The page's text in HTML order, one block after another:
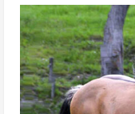
fauci
più
bizzarre
del
regno
animale